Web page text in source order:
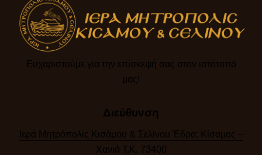
Ευχαριστούμε για την επίσκεψή σας στον ιστότοπό
μας!​
Διεύθυνση
Ιερά Μητρόπολις Κισάμου & Σελίνου Έδρα: Κίσαμος –
Χανιά Τ.Κ. 73400